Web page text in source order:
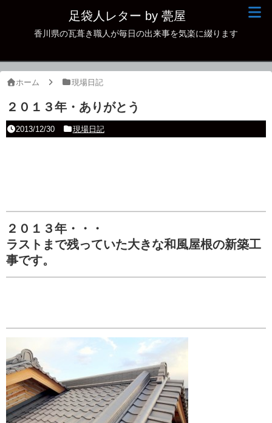
足袋人レター by 甍屋
香川県の瓦葺き職人が毎日の出来事を気楽に綴ります
ホーム 現場日記
２０１３年・ありがとう
2013/12/30 現場日記
２０１３年・・・
ラストまで残っていた大きな和風屋根の新築工
事です。
現場日記
古瓦